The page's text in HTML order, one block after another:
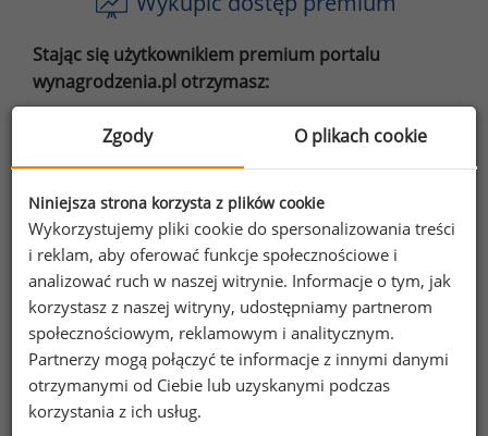
Stając się użytkownikiem premium portalu
wynagrodzenia.pl otrzymasz:
dostęp do 840 raportów stanowiskowych,
dostęp do wybranych raportów płacowych,
do 50% zniżki na najnowsze raporty,
e-booki o motywowaniu,
oraz inne korzyści.
Dowiedz się więcej
Zgody O plikach cookie
Niniejsza strona korzysta z plików cookie
Wykorzystujemy pliki cookie do spersonalizowania treści
i reklam, aby oferować funkcje społecznościowe i
analizować ruch w naszej witrynie. Informacje o tym, jak
korzystasz z naszej witryny, udostępniamy partnerom
społecznościowym, reklamowym i analitycznym.
Partnerzy mogą połączyć te informacje z innymi danymi
otrzymanymi od Ciebie lub uzyskanymi podczas
korzystania z ich usług.